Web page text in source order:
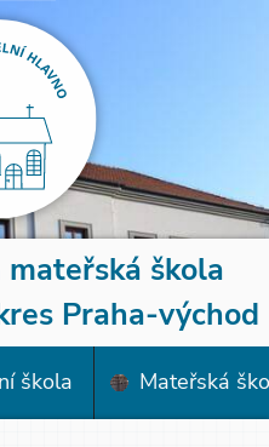
škola
Praha-východ
škola Mateřská